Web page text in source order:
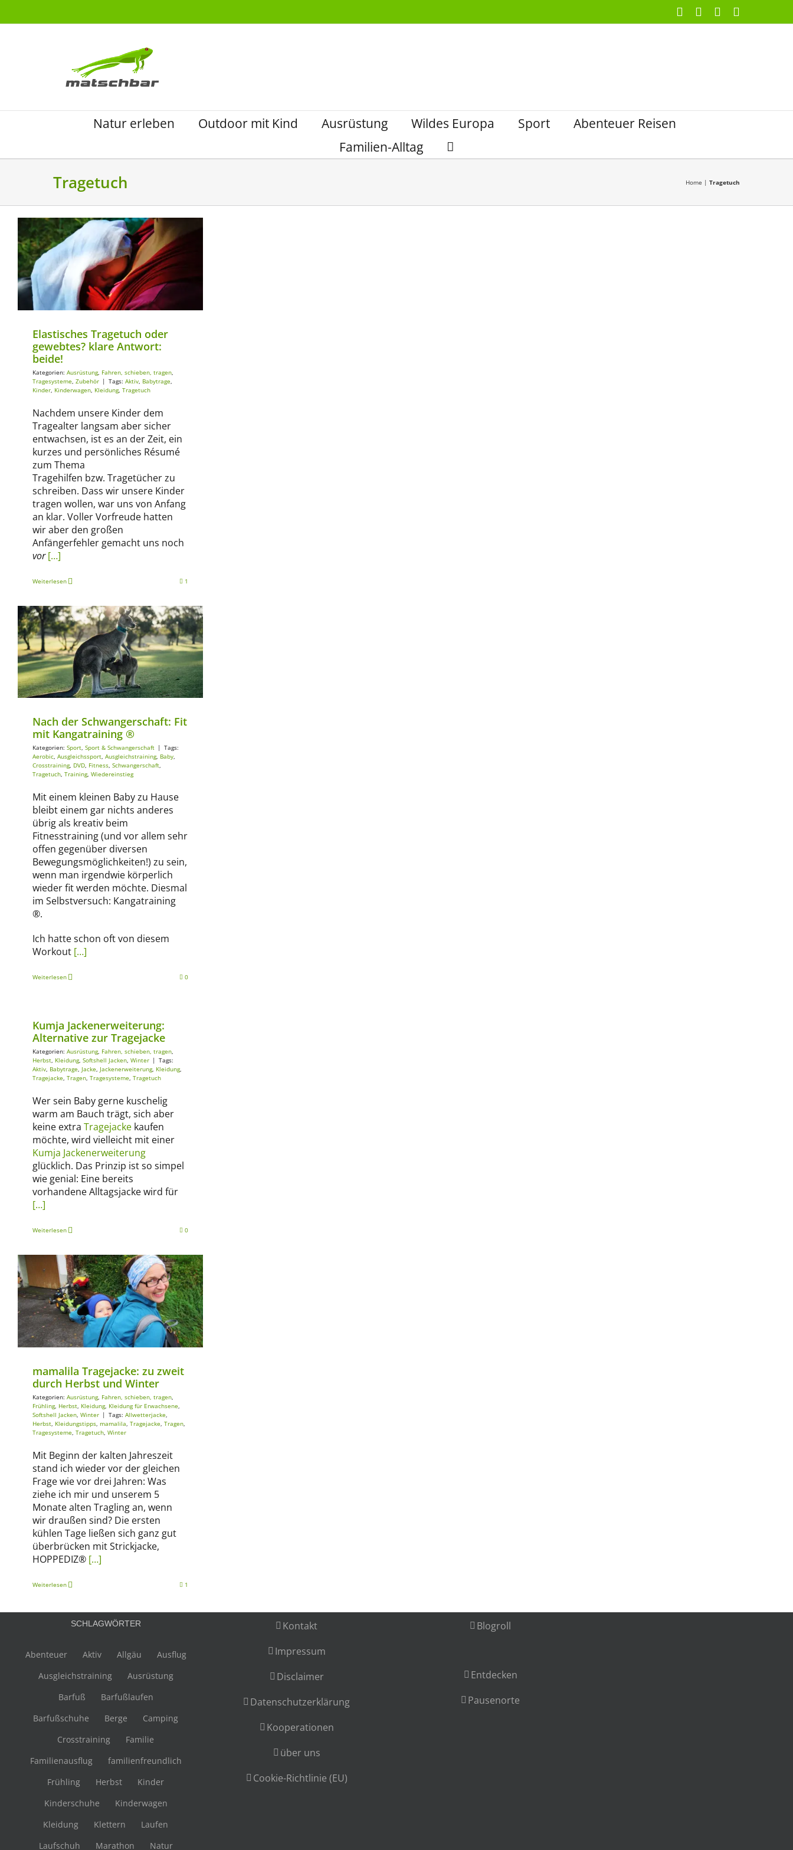
Facebook Instagram
Natur erleben Outdoor mit Kind Ausrüstung Wildes Europa Sport
Abenteuer Reisen
Familien-Alltag
Tragetuch Home | Tragetuch
Ausrüstung Fahren, schieben, tragen Tragesysteme
Zubehör
Elastisches Tragetuch oder
gewebtes? klare Antwort:
beide!
Kategorien: Ausrüstung, Fahren, schieben, tragen
Tragesysteme Zubehör | Tags: Aktiv Babytrage
Kinder Kinderwagen Kleidung, Tragetuch
Nachdem unsere Kinder dem
Tragealter langsam aber sicher
entwachsen, ist es an der Zeit, ein
kurzes und persönliches Résumé
zum Thema
Tragehilfen bzw. Tragetücher zu
schreiben. Dass wir unsere Kinder
tragen wollen, war uns von Anfang
an klar. Voller Vorfreude hatten
wir aber den großen
Anfängerfehler gemacht uns noch
vor […]
Weiterlesen 1
Sport Sport & Schwangerschaft
Nach der Schwangerschaft: Fit
mit Kangatraining ®
Kategorien: Sport, Sport & Schwangerschaft | Tags:
Aerobic, Ausgleichssport, Ausgleichstraining, Baby,
Crosstraining, DVD, Fitness, Schwangerschaft,
Tragetuch, Training, Wiedereinstieg
Mit einem kleinen Baby zu Hause
bleibt einem gar nichts anderes
übrig als kreativ beim
Fitnesstraining (und vor allem sehr
offen gegenüber diversen
Bewegungsmöglichkeiten!) zu sein,
wenn man irgendwie körperlich
wieder fit werden möchte. Diesmal
im Selbstversuch: Kangatraining
®.
Ich hatte schon oft von diesem
Workout […]
Weiterlesen 0
Kumja Jackenerweiterung:
Alternative zur Tragejacke
Kategorien: Ausrüstung, Fahren, schieben, tragen,
Herbst, Kleidung, Softshell Jacken, Winter | Tags:
Aktiv, Babytrage, Jacke, Jackenerweiterung, Kleidung,
Tragejacke, Tragen, Tragesysteme, Tragetuch
Wer sein Baby gerne kuschelig
warm am Bauch trägt, sich aber
keine extra Tragejacke kaufen
möchte, wird vielleicht mit einer
Kumja Jackenerweiterung
glücklich. Das Prinzip ist so simpel
wie genial: Eine bereits
vorhandene Alltagsjacke wird für
[…]
Weiterlesen 0
Ausrüstung Fahren, schieben, tragen Frühling
Herbst Kleidung Kleidung für Erwachsene Softshell
Jacken Winter
mamalila Tragejacke: zu zweit
durch Herbst und Winter
Kategorien: Ausrüstung, Fahren, schieben, tragen,
Frühling, Herbst, Kleidung, Kleidung für Erwachsene,
Softshell Jacken, Winter | Tags: Allwetterjacke,
Herbst, Kleidungstipps, mamalila, Tragejacke, Tragen,
Tragesysteme, Tragetuch, Winter
Mit Beginn der kalten Jahreszeit
stand ich wieder vor der gleichen
Frage wie vor drei Jahren: Was
ziehe ich mir und unserem 5
Monate alten Tragling an, wenn
wir draußen sind? Die ersten
kühlen Tage ließen sich ganz gut
überbrücken mit Strickjacke,
HOPPEDIZ® […]
Weiterlesen 1
SCHLAGWÖRTER
Abenteuer Aktiv Allgäu
Ausflug
Ausgleichstraining
Ausrüstung
Barfuß
Barfußlaufen
Barfußschuhe
Berge
Camping
Crosstraining
Familie
Familienausflug
familienfreundlich
Frühling
Herbst
Kinder
Kinderschuhe
Kinderwagen
Kleidung
Klettern
Laufen
Laufschuh
Marathon Natur
Kontakt
Impressum
Disclaimer
Datenschutzerklärung
Kooperationen
über uns
Cookie-Richtlinie (EU)
Blogroll
Entdecken
Pausenorte